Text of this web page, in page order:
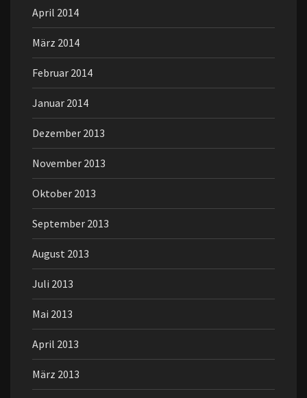
April 2014
März 2014
Februar 2014
Januar 2014
Dezember 2013
November 2013
Oktober 2013
September 2013
August 2013
Juli 2013
Mai 2013
April 2013
März 2013